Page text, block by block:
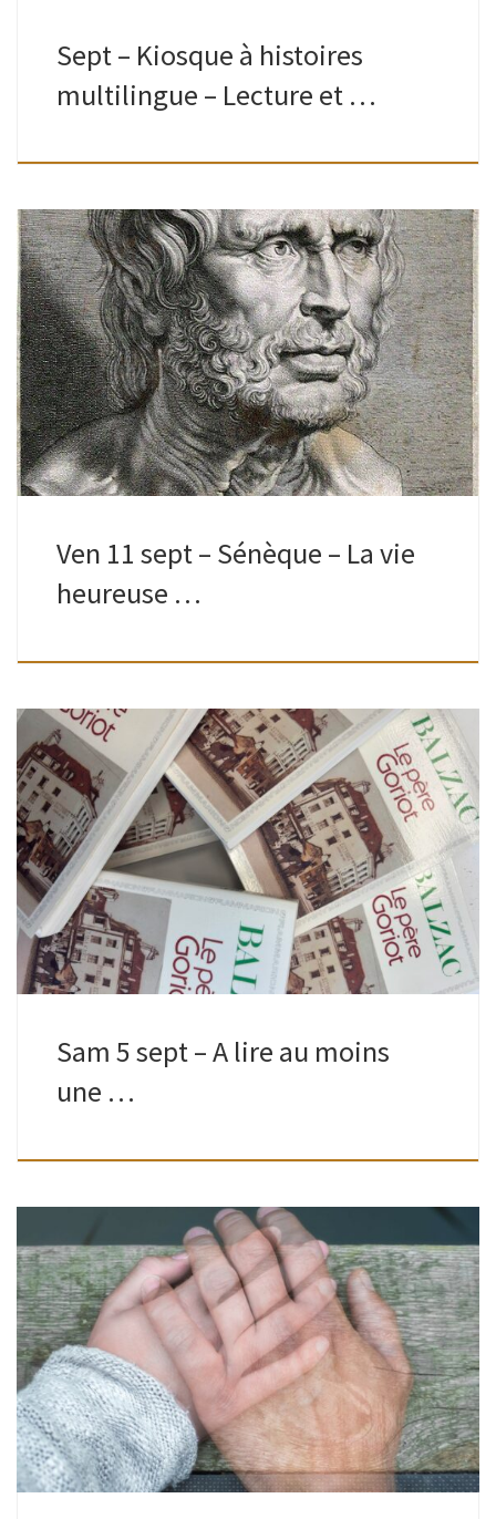
Sept – Kiosque à histoires
multilingue – Lecture et …
Ados-adultes | Bibliothèque de Watermael| 10H – 13H Un
arpentage, c’est quoi ?On découpe le livre, chacun en reçoit
une partie, la lit en silence et partage ensuite ses
impressions […]
Ven 11 sept – Sénèque – La vie
heureuse …
Ados-adultes | Bibliothèque de Boitsfort | 13H30 – 16H Que
votre vie soit encore courte ou déjà longue, comme
beaucoup, vous vous dites peut-être“ les classiques, je les
lirai un […]
Sam 5 sept – A lire au moins
une …
Adultes | Bibliothèque de Watermael | 18H30 – 20H30
Présentes à la Table ronde organisée, en avril, Betsy
Zbiegiel et Charlotte Dereppe, reviennent pour répondre
aux questions non abordées et […]